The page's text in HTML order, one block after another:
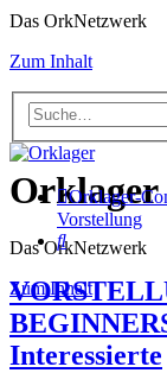
Das OrkNetzwerk
Zum Inhalt
Orklager
Das OrkNetzwerk
Zum Inhalt
Orklager-
Vorstellung
Suche
Interessierte